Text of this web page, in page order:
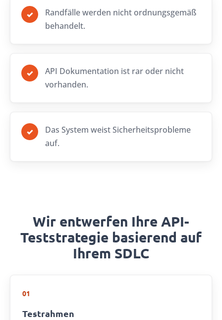
✓
Randfälle werden nicht ordnungsgemäß
behandelt.
✓
API Dokumentation ist rar oder nicht
vorhanden.
✓
Das System weist Sicherheitsprobleme
auf.
Wir entwerfen Ihre API-
Teststrategie basierend auf
Ihrem SDLC
01
Testrahmen